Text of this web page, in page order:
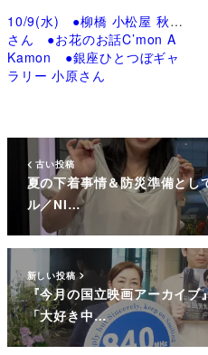
10/9(水) ●柳橋 小松屋 秋元
さん ●お花のお話C’mon A
Kamon ●銀座ひとつぼギャ
ラリー 小原さん
古い投稿
夏の下着事情＆防災準備と
ル／NI…
新しい投稿
『今月の国立映画アーカイ
「大好き中…